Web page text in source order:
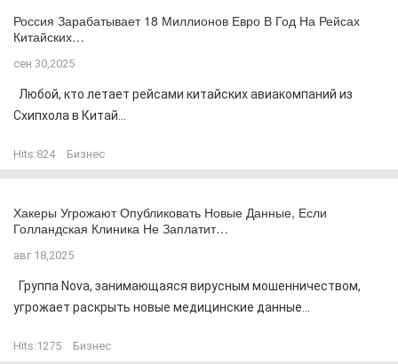
Россия Зарабатывает 18 Миллионов Евро В Год На Рейсах
Китайских…
сен 30,2025
Любой, кто летает рейсами китайских авиакомпаний из
Схипхола в Китай...
Hits:824 Бизнес
Хакеры Угрожают Опубликовать Новые Данные, Если
Голландская Клиника Не Заплатит…
авг 18,2025
Группа Nova, занимающаяся вирусным мошенничеством,
угрожает раскрыть новые медицинские данные...
Hits:1275 Бизнес